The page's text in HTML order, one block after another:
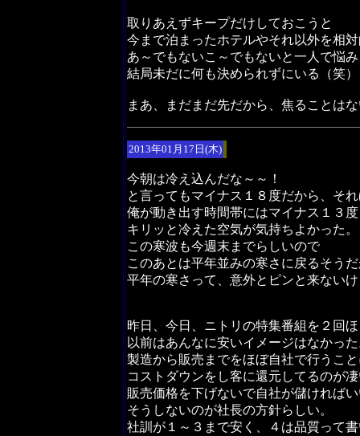
取りあえずキープだけしておこうと
今まで泊まったホテルやそれ以外を相
あ～でもないこ～でもないと一人で悩み
結局未だに何も決められずにいる（笑）
まあ、まだまだ先だから、焦ることは
2013年01月17日(木)
今朝は冷え込んだな～～！
と言ってもマイナス１８度だから、そ
俺が動き出す時間帯にはマイナス１３
キリッと冷えた空気が気持ちよかった。
この寒波も今週末までらしいので
このあとは平年並みの寒さに戻るそう
平年の寒さって、意外とピンと来ない
昨日、今日、ニトリの特集番組を２回
以前はあんなに安いイメージはなかっ
製造から販売までをほぼ自社で行うこ
コストダウンをし客に還元してるのが
販売価格を下げないで自社が儲ければ
そうしないのが社長の方針らしい。
社訓が１～３まで安く、４は品質って